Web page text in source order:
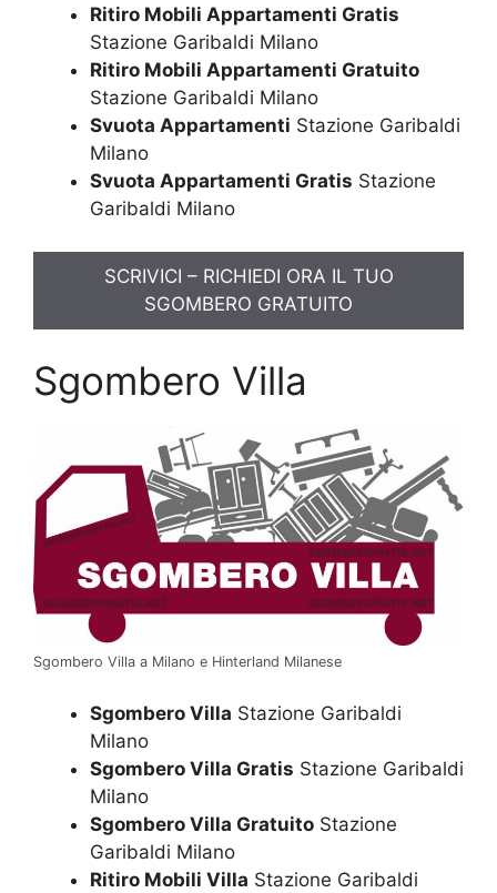
Ritiro Mobili Appartamenti Gratis
Stazione Garibaldi Milano
Ritiro Mobili Appartamenti Gratuito
Stazione Garibaldi Milano
Svuota Appartamenti Stazione Garibaldi
Milano
Svuota Appartamenti Gratis Stazione
Garibaldi Milano
SCRIVICI – RICHIEDI ORA IL TUO
SGOMBERO GRATUITO
Sgombero Villa
Sgombero Villa a Milano e Hinterland Milanese
Sgombero Villa Stazione Garibaldi
Milano
Sgombero Villa Gratis Stazione Garibaldi
Milano
Sgombero Villa Gratuito Stazione
Garibaldi Milano
Ritiro Mobili Villa Stazione Garibaldi